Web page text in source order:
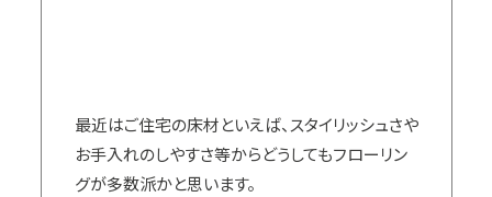
最近はご住宅の床材といえば、スタイリッシュさや
お手入れのしやすさ等からどうしてもフローリン
グが多数派かと思います。